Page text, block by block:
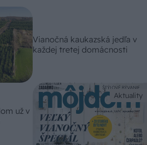
Vianočná kaukazská jedľa v
každej tretej domácnosti
Aktuality